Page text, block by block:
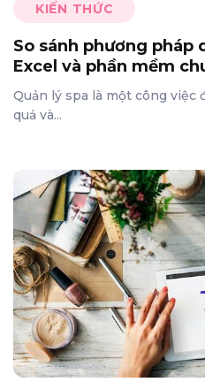
KIẾN THỨC
So sánh phương pháp
Excel và phần mềm
Quản lý spa là một công việc
quả và...